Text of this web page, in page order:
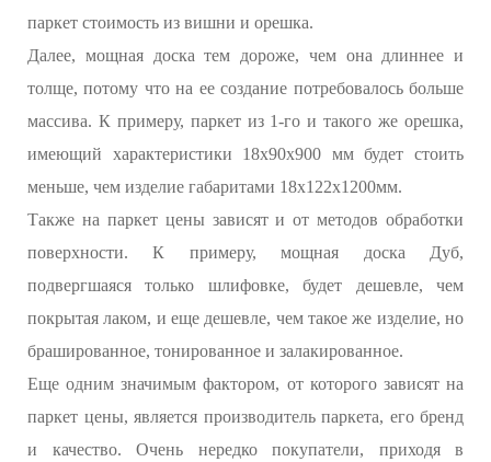
паркет стоимость из вишни и орешка.
Далее, мощная доска тем дороже, чем она длиннее и
толще, потому что на ее создание потребовалось больше
массива. К примеру, паркет из 1-го и такого же орешка,
имеющий характеристики 18х90х900 мм будет стоить
меньше, чем изделие габаритами 18х122х1200мм.
Также на паркет цены зависят и от методов обработки
поверхности. К примеру, мощная доска Дуб,
подвергшаяся только шлифовке, будет дешевле, чем
покрытая лаком, и еще дешевле, чем такое же изделие, но
брашированное, тонированное и залакированное.
Еще одним значимым фактором, от которого зависят на
паркет цены, является производитель паркета, его бренд
и качество. Очень нередко покупатели, приходя в